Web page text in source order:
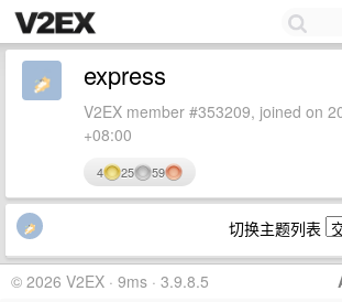
express
V2EX member #353209, joined on
+08:00
4 25 59
切换主题列表
© 2026 V2EX · 9ms · 3.9.8.5